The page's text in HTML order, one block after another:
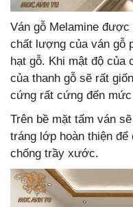
Ván gỗ Melamine
chất lượng của ván gỗ
hạt gỗ. Khi mật độ của
của thanh gỗ sẽ rất
cứng rất cứng đến
Trên bề mặt tấm ván
tráng lớp hoàn thiện để
chống trầy xước.